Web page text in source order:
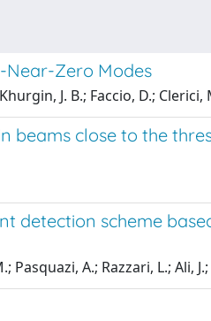
Near-Zero Modes
J. B.; Faccio, D.; Clerici,
close to the
detection scheme
Pasquazi, A.; Razzari, L.; Ali,